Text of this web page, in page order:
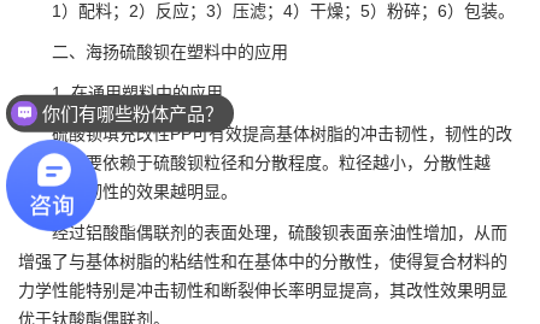
1）配料；2）反应；3）压滤；4）干燥；5）粉碎；6）包装。
二、 海扬硫酸钡在塑料中的应用
1. 在通用塑料中的应用
硫酸钡填充改性PP可有效提高基体树脂的冲击韧性，韧性的改
善程度主要依赖于硫酸钡粒径和分散程度。粒径越小，分散性越
好，改善韧性的效果越明显。
经过铝酸酯偶联剂的表面处理，硫酸钡表面亲油性增加，从而
增强了与基体树脂的粘结性和在基体中的分散性，使得复合材料的
力学性能特别是冲击韧性和断裂伸长率明显提高，其改性效果明显
优于钛酸酯偶联剂。
你们有哪些粉体产品？